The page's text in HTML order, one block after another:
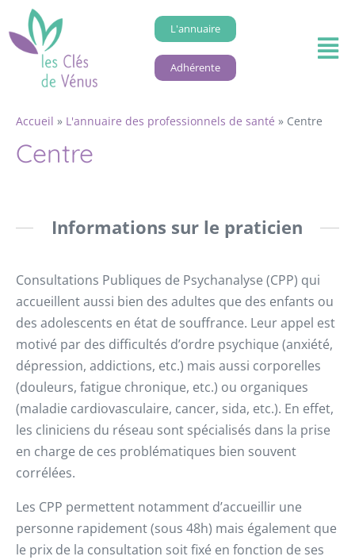
L'annuaire
Adhérente
Accueil » L'annuaire des professionnels de santé » Centre
Centre
Informations sur le praticien
Consultations Publiques de Psychanalyse (CPP) qui
accueillent aussi bien des adultes que des enfants ou
des adolescents en état de souffrance. Leur appel est
motivé par des difficultés d’ordre psychique (anxiété,
dépression, addictions, etc.) mais aussi corporelles
(douleurs, fatigue chronique, etc.) ou organiques
(maladie cardiovasculaire, cancer, sida, etc.). En effet,
les cliniciens du réseau sont spécialisés dans la prise
en charge de ces problématiques bien souvent
corrélées.
Les CPP permettent notamment d’accueillir une
personne rapidement (sous 48h) mais également que
le prix de la consultation soit fixé en fonction de ses